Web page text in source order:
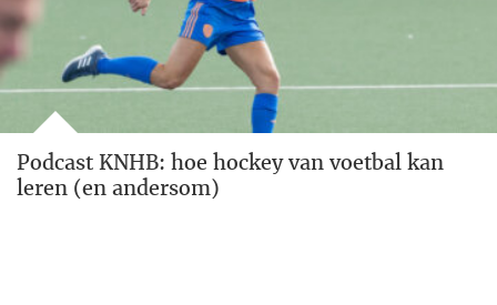
Podcast KNHB: hoe hockey van voetbal kan
leren (en andersom)